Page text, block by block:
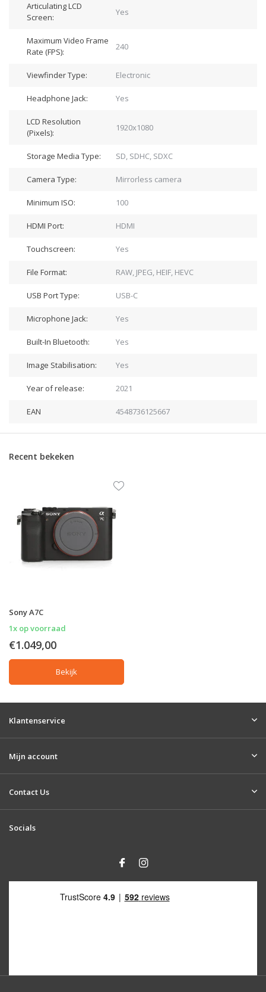
Articulating LCD
Screen:
Yes
Maximum Video Frame
Rate (FPS):
240
Viewfinder Type: Electronic
Headphone Jack: Yes
LCD Resolution
(Pixels):
1920x1080
Storage Media Type: SD, SDHC, SDXC
Camera Type: Mirrorless camera
Minimum ISO: 100
HDMI Port: HDMI
Touchscreen: Yes
File Format: RAW, JPEG, HEIF, HEVC
USB Port Type: USB-C
Microphone Jack: Yes
Built-In Bluetooth: Yes
Image Stabilisation: Yes
Year of release: 2021
EAN 4548736125667
Recent bekeken
Sony A7C
1x op voorraad
€1.049,00
Bekijk
Klantenservice
Mijn account
Contact Us
Socials